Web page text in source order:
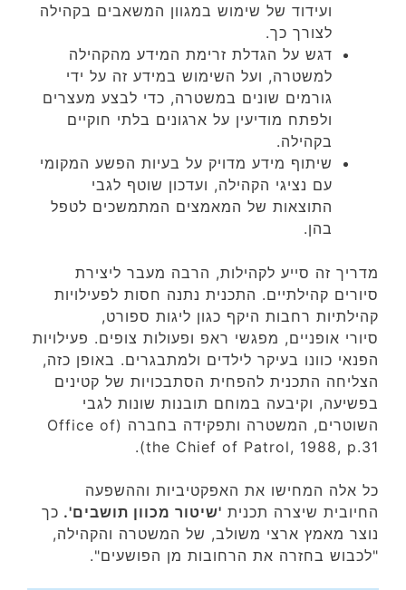
ועידוד של שימוש במגוון המשאבים בקהילה
לצורך כך.
דגש על הגדלת זרימת המידע מהקהילה
למשטרה, ועל השימוש במידע זה על ידי
גורמים שונים במשטרה, כדי לבצע מעצרים
ולפתח מודיעין על ארגונים בלתי חוקיים
בקהילה.
שיתוף מידע מדויק על בעיות הפשע המקומי
עם נציגי הקהילה, ועדכון שוטף לגבי
התוצאות של המאמצים המתמשכים לטפל
בהן.
מדריך זה סייע לקהילות, הרבה מעבר ליצירת
סיורים קהילתיים. התכנית נתנה חסות לפעילויות
קהילתיות רחבות היקף כגון ליגות ספורט,
סיורי אופניים, מפגשי ראפ ופעולות צופים. פעילויות
הפנאי כוונו בעיקר לילדים ולמתבגרים. באופן כזה,
הצליחה התכנית להפחית הסתבכויות של קטינים
בפשיעה, וקיבעה במוחם תובנות שונות לגבי
השוטרים, המשטרה ותפקידה בחברה (Office of
the Chief of Patrol, 1988, p.31).
כל אלה המחישו את האפקטיביות וההשפעה
החיובית שיצרה תכנית 'שיטור מכוון תושבים'. כך
נוצר מאמץ ארצי משולב, של המשטרה והקהילה,
"לכבוש בחזרה את הרחובות מן הפושעים".